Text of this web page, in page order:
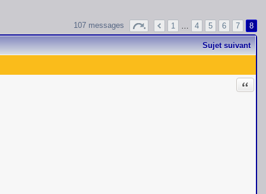
107 messages 1 … 4 5 6 7 8
Sujet suivant